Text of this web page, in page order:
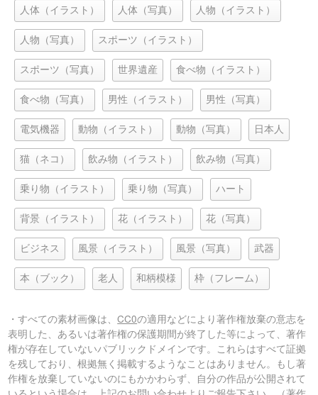
人体（イラスト） 人体（写真） 人物（イラスト）
人物（写真） スポーツ（イラスト）
スポーツ（写真） 世界遺産 食べ物（イラスト）
食べ物（写真） 男性（イラスト） 男性（写真）
電気機器 動物（イラスト） 動物（写真） 日本人
猫（ネコ） 飲み物（イラスト） 飲み物（写真）
乗り物（イラスト） 乗り物（写真） ハート
背景（イラスト） 花（イラスト） 花（写真）
ビジネス 風景（イラスト） 風景（写真） 武器
本（ブック） 老人 和柄模様 枠（フレーム）
・すべての素材画像は、CC0の適用などにより著作権放棄の意志を
表明した、あるいは著作権の保護期間が終了した等によって、著作
権が存在していないパブリックドメインです。これらはすべて証拠
を残しており、根拠無く掲載するようなことはありません。もし著
作権を放棄していないのにもかかわらず、自分の作品が公開されて